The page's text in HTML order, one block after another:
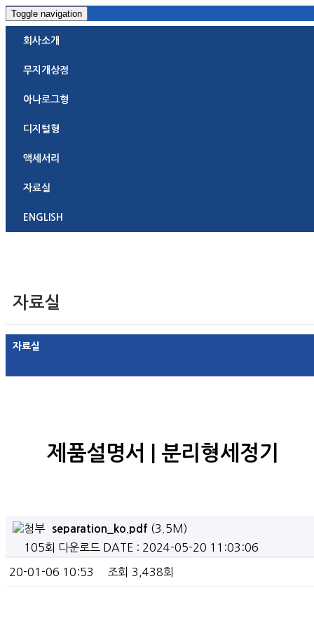
Toggle navigation
회사소개
무지개상점
아나로그형
디지털형
액세서리
자료실
ENGLISH
자료실
자료실
제품설명서 | 분리형세정기
separation_ko.pdf (3.5M)
105회 다운로드 DATE : 2024-05-20 11:03:06
20-01-06 10:53 조회 3,438회